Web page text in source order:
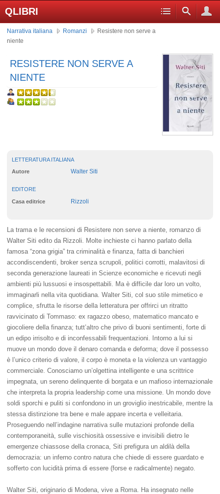
QLIBRI
Narrativa italiana Romanzi
Resistere non serve a
niente
RESISTERE NON SERVE A
NIENTE
LETTERATURA ITALIANA
Autore Walter Siti
EDITORE
Casa editrice Rizzoli
La trama e le recensioni di Resistere non serve a niente, romanzo di
Walter Siti edito da Rizzoli. Molte inchieste ci hanno parlato della
famosa “zona grigia” tra criminalità e finanza, fatta di banchieri
accondiscendenti, broker senza scrupoli, politici corrotti, malavitosi di
seconda generazione laureati in Scienze economiche e ricevuti negli
ambienti più lussuosi e insospettabili. Ma è difficile dar loro un volto,
immaginarli nella vita quotidiana. Walter Siti, col suo stile mimetico e
complice, sfrutta le risorse della letteratura per offrirci un ritratto
ravvicinato di Tommaso: ex ragazzo obeso, matematico mancato e
giocoliere della finanza; tutt’altro che privo di buoni sentimenti, forte di
un edipo irrisolto e di inconfessabili frequentazioni. Intorno a lui si
muove un mondo dove il denaro comanda e deforma; dove il possesso
è l’unico criterio di valore, il corpo è moneta e la violenza un vantaggio
commerciale. Conosciamo un’olgettina intelligente e una scrittrice
impegnata, un sereno delinquente di borgata e un mafioso internazionale
che interpreta la propria leadership come una missione. Un mondo dove
soldi sporchi e puliti si confondono in un groviglio inestricabile, mentre la
stessa distinzione tra bene e male appare incerta e velleitaria.
Proseguendo nell’indagine narrativa sulle mutazioni profonde della
contemporaneità, sulle vischiosità ossessive e invisibili dietro le
emergenze chiassose della cronaca, Siti prefigura un aldilà della
democrazia: un inferno contro natura che chiede di essere guardato e
sofferto con lucidità prima di essere (forse e radicalmente) negato.
Walter Siti, originario di Modena, vive a Roma. Ha insegnato nelle